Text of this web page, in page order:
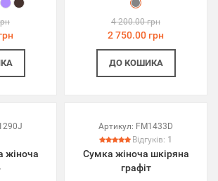
4 200.00 грн
2 750.00 грн
ДО КОШИКА
жіноча
Артикул: FM1433D
Відгуків: 1
Сумка жіноча шкіряна
графіт